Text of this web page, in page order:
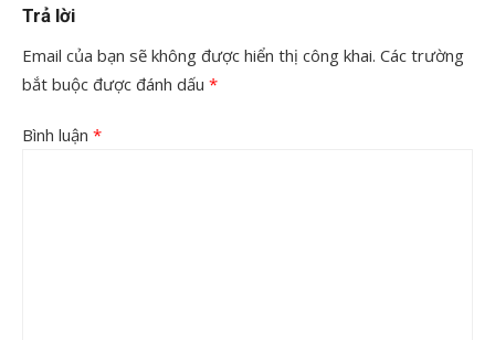
Trả lời
Email của bạn sẽ không được hiển thị công khai. Các trường
bắt buộc được đánh dấu *
Bình luận *